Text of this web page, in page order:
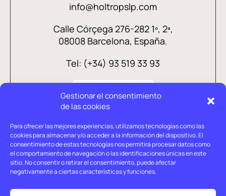
Gestionar el consentimiento
de las cookies
Para ofrecer las mejores experiencias, utilizamos tecnologías como las
cookies para almacenar y/o acceder a la información del dispositivo. El
consentimiento de estas tecnologías nos permitirá procesar datos como
el comportamiento de navegación o las identificaciones únicas en este
sitio. No consentir o retirar el consentimiento, puede afectar
negativamente a ciertas características y funciones.
info@holtropslp.com
Calle Córçega 276-282 1º, 2ª,
08008 Barcelona, España.
Tel: (+34) 93 519 33 93
Aviso legal